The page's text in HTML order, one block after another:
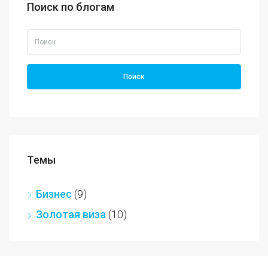
Поиск по блогам
Поиск
Темы
Бизнес (9)
Золотая виза (10)